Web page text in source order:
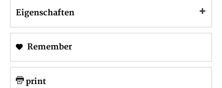
Eigenschaften
Remember
print